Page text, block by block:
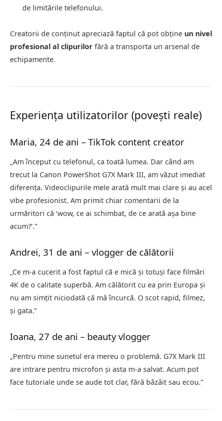
de limitările telefonului.
Creatorii de conținut apreciază faptul că pot obține un nivel
profesional al clipurilor fără a transporta un arsenal de
echipamente.
Experiența utilizatorilor (povești reale)
Maria, 24 de ani – TikTok content creator
„Am început cu telefonul, ca toată lumea. Dar când am
trecut la Canon PowerShot G7X Mark III, am văzut imediat
diferența. Videoclipurile mele arată mult mai clare și au acel
vibe profesionist. Am primit chiar comentarii de la
urmăritori că ‘wow, ce ai schimbat, de ce arată așa bine
acum?’.”
Andrei, 31 de ani – vlogger de călătorii
„Ce m-a cucerit a fost faptul că e mică și totuși face filmări
4K de o calitate superbă. Am călătorit cu ea prin Europa și
nu am simțit niciodată că mă încurcă. O scot rapid, filmez,
și gata.”
Ioana, 27 de ani – beauty vlogger
„Pentru mine sunetul era mereu o problemă. G7X Mark III
are intrare pentru microfon și asta m-a salvat. Acum pot
face tutoriale unde se aude tot clar, fără bâzâit sau ecou.”